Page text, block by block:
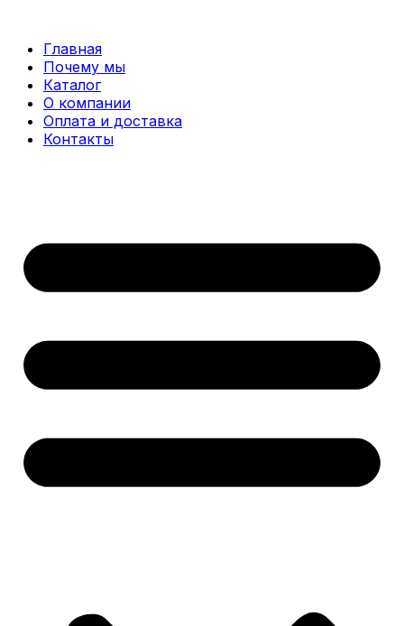
содержимому
Главная
Почему мы
Каталог
О компании
Оплата и доставка
Контакты